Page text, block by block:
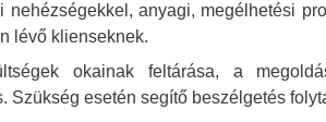
nehézségekkel, anyagi, megélhetési
lévő klienseknek.
okainak feltárása, a
Szükség esetén segítő beszélgetés